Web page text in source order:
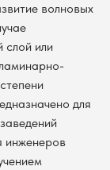
волновых
слой или
для
инженеров